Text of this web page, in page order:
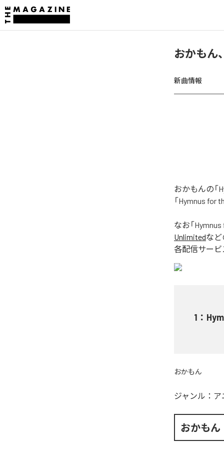
おかもん
新曲情報
おかもんの「
「Hymnus for
なお「Hymnus
Unlimitedなど
各配信サービ
1 ：
おかもん
ジャンル： ア
おかもん